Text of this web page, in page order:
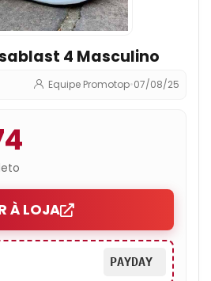
4 Masculino
Equipe Promotop•07/08/25
À LOJA
PAYDAY